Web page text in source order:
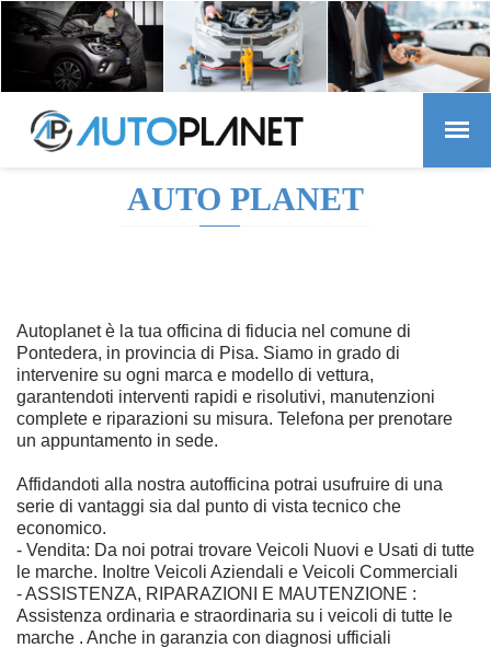
AUTO PLANET
Autoplanet è la tua officina di fiducia nel comune di
Pontedera, in provincia di Pisa. Siamo in grado di
intervenire su ogni marca e modello di vettura,
garantendoti interventi rapidi e risolutivi, manutenzioni
complete e riparazioni su misura. Telefona per prenotare
un appuntamento in sede.
Affidandoti alla nostra autofficina potrai usufruire di una
serie di vantaggi sia dal punto di vista tecnico che
economico.
- Vendita: Da noi potrai trovare Veicoli Nuovi e Usati di tutte
le marche. Inoltre Veicoli Aziendali e Veicoli Commerciali
- ASSISTENZA, RIPARAZIONI E MAUTENZIONE :
Assistenza ordinaria e straordinaria su i veicoli di tutte le
marche . Anche in garanzia con diagnosi ufficiali